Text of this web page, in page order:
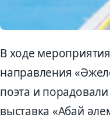
В ходе
направления
поэта и
выставка «Абай